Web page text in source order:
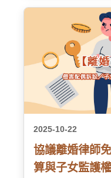
2025-10-22
協議離婚律師
算與子女監護